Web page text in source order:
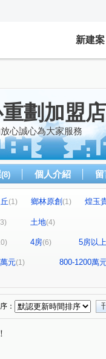
新建案
劃加盟店
心誠心為大家服務
(8) 個人介紹
(1) 鄉林原創 (1)
煌玉
樹山丘 (1)
星鑽 (1) 合康新世紀(1)
裡段(1) 五工二路(1)
民
稻香路(1) 市政南一路(1)
(2) 漢口街(1) 化成路
新莊路(1) 西安路二段(1)
土地(4)
4房(6) 5房以上
元(1)
800-1200萬
：